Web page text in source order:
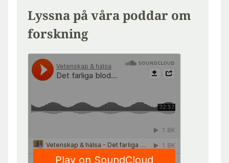
Lyssna på våra poddar om
forskning